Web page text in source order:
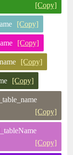
[Copy]
[Copy]
[Copy]
[Copy]
[Copy]
[Copy]
[Copy]